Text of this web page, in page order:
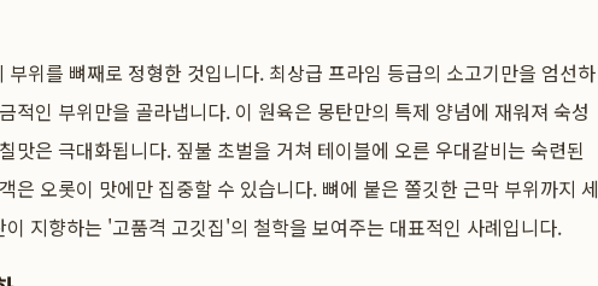
위를 뼈째로 정형한 것입니다. 최상급 프라임 등급의 소고기만을 엄선하
적인 부위만을 골라냅니다. 이 원육은 몽탄만의 특제 양념에 재워져 숙성
맛은 극대화됩니다. 짚불 초벌을 거쳐 테이블에 오른 우대갈비는 숙련된
은 오롯이 맛에만 집중할 수 있습니다. 뼈에 붙은 쫄깃한 근막 부위까지 세
지향하는 '고품격 고깃집'의 철학을 보여주는 대표적인 사례입니다.